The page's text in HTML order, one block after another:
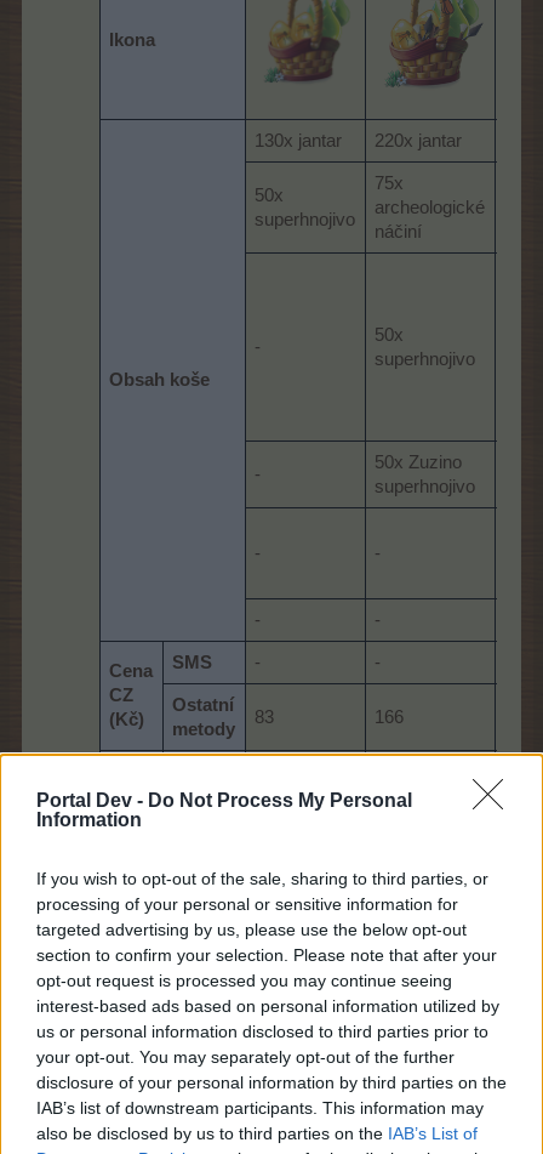
Portal Dev - Do Not Process My Personal
Information
If you wish to opt-out of the sale, sharing to third parties, or
processing of your personal or sensitive information for
targeted advertising by us, please use the below opt-out
section to confirm your selection. Please note that after your
opt-out request is processed you may continue seeing
interest-based ads based on personal information utilized by
us or personal information disclosed to third parties prior to
your opt-out. You may separately opt-out of the further
disclosure of your personal information by third parties on the
IAB’s list of downstream participants. This information may
also be disclosed by us to third parties on the IAB’s List of
Ikona
Obsah koše
130x jantar 220x jantar
50x
superhnojivo
75x
archeologické
náčiní
-
50x
superhnojivo
-
50x Zuzino
superhnojivo
- -
- -
Cena
CZ
(Kč)
SMS - -
Ostatní
metody
83 166
SK
(€)
Zakoupit lze opakovaně opakovaně
27/1/22
INČUČUNA1959,Mřenka,Greg27141a1 další uživateltohle ocenili.
Hlásná trouba
Board Administrator
Team Farmerama CZ & SK